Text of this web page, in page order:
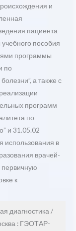
и
пациента
пособия
программы
по
а также с
программ
по
и 31.05.02
использования в
врачей-
к
диагностика /
: ГЭОТАР-